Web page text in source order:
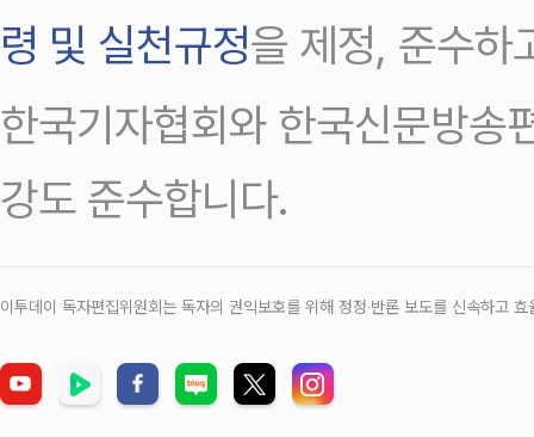
령 및 실천규정을 제정, 준수하
한국기자협회와 한국신문방송
강도 준수합니다.
이투데이 독자편집위원회는 독자의 권익보호를 위해 정정‧반론 보도를 신속하고